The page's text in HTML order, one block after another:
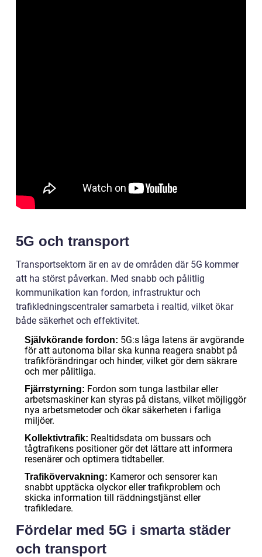
5G och transport
Transportsektorn är en av de områden där 5G kommer
att ha störst påverkan. Med snabb och pålitlig
kommunikation kan fordon, infrastruktur och
trafikledningscentraler samarbeta i realtid, vilket ökar
både säkerhet och effektivitet.
Självkörande fordon: 5G:s låga latens är avgörande
för att autonoma bilar ska kunna reagera snabbt på
trafikförändringar och hinder, vilket gör dem säkrare
och mer pålitliga.
Fjärrstyrning: Fordon som tunga lastbilar eller
arbetsmaskiner kan styras på distans, vilket möjliggör
nya arbetsmetoder och ökar säkerheten i farliga
miljöer.
Kollektivtrafik: Realtidsdata om bussars och
tågtrafikens positioner gör det lättare att informera
resenärer och optimera tidtabeller.
Trafikövervakning: Kameror och sensorer kan
snabbt upptäcka olyckor eller trafikproblem och
skicka information till räddningstjänst eller
trafikledare.
Fördelar med 5G i smarta städer
och transport